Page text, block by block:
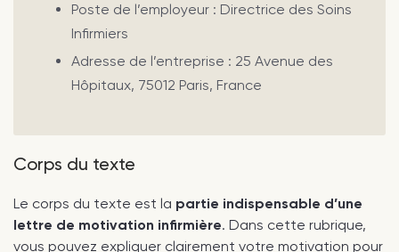
Poste de l’employeur : Directrice des Soins
Infirmiers
Adresse de l’entreprise : 25 Avenue des
Hôpitaux, 75012 Paris, France
Corps du texte
Le corps du texte est la partie indispensable d’une
lettre de motivation infirmière. Dans cette rubrique,
vous pouvez expliquer clairement votre motivation pour